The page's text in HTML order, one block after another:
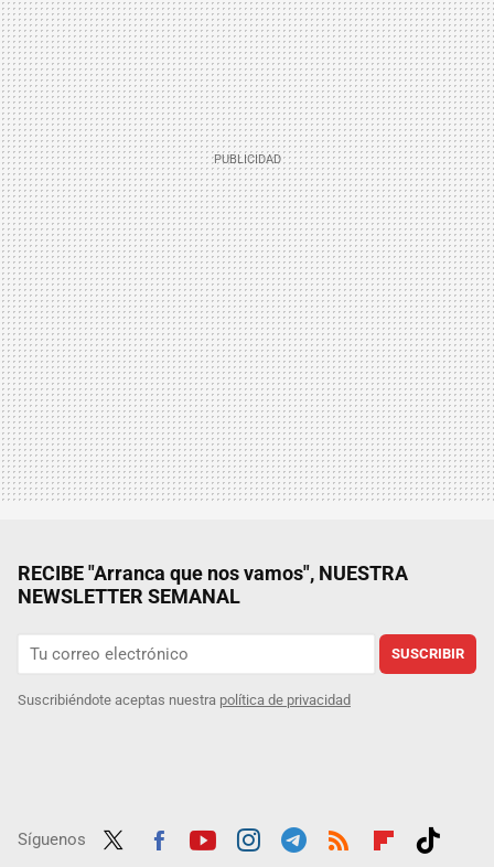
RECIBE "Arranca que nos vamos", NUESTRA
NEWSLETTER SEMANAL
SUSCRIBIR
Suscribiéndote aceptas nuestra política de privacidad
Síguenos